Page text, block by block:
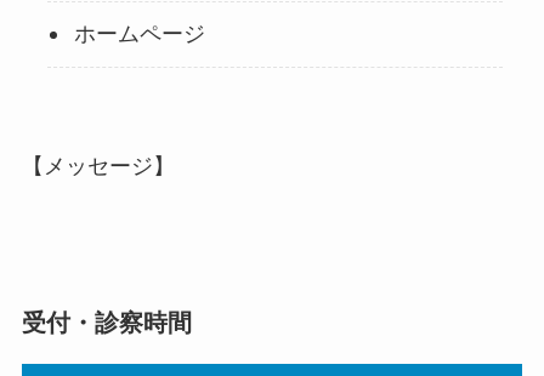
ホームページ
【メッセージ】
受付・診察時間